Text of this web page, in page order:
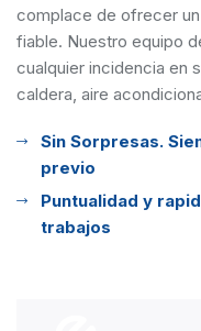
complace de ofrecer
fiable. Nuestro equipo
cualquier incidencia en
caldera, aire
Sin Sorpresas.
previo
Puntualidad y
trabajos